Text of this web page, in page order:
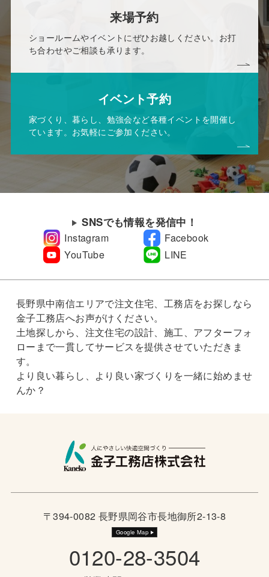
来場予約
ショールームやイベントにぜひお越しください。お打
ち合わせやご相談も承ります。
イベント予約
家づくり、暮らし、勉強会など各種イベントを開催し
ています。お気軽にご参加ください。
SNSでも情報を発信中！
Instagram
Facebook
YouTube
LINE
長野県中南信エリアで注文住宅、工務店をお探しなら
金子工務店へお声がけください。
土地探しから、注文住宅の設計、施工、アフターフォ
ローまで一貫してサービスを提供させていただきま
す。
より良い暮らし、より良い家づくりを一緒に始めませ
んか？
〒394-0082 長野県岡谷市長地御所2-13-8
Google Map
0120-28-3504